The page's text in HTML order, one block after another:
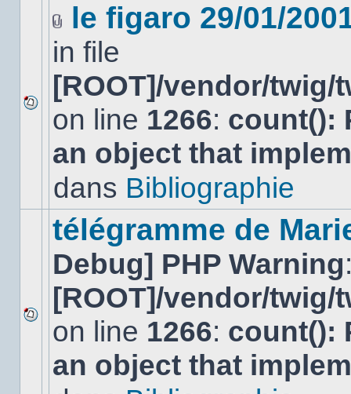
Aucun
nouveau
message
non-
dans
joint(s)
le figaro 29/01/
in file
[ROOT]/vendor/
on line 1266: count():
an object that
dans Bibliographie
Aucun
nouveau
message
non-
télégramme de
Debug] PHP Warning
[ROOT]/vendor/
on line 1266: count():
an object that